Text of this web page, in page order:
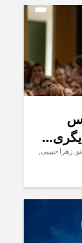
زهرا حبیبی